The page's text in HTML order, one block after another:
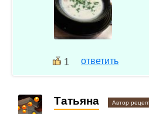
1 ответить
Татьяна Автор